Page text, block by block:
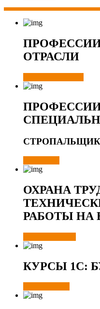
ОТРАСЛИ
ОХРАНА
РАБОТЫ НА
КУРСЫ 1С: